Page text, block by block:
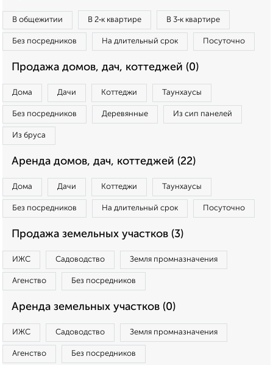
В общежитии В 2‑к квартире В 3‑к квартире
Без посредников На длительный срок Посуточно
Продажа домов, дач, коттеджей (0)
Дома Дачи Коттеджи Таунхаусы
Без посредников Деревянные Из сип панелей
Из бруса
Аренда домов, дач, коттеджей (22)
Дома Дачи Коттеджи Таунхаусы
Без посредников На длительный срок Посуточно
Продажа земельных участков (3)
ИЖС Садоводство Земля промназначения
Агенство Без посредников
Аренда земельных участков (0)
ИЖС Садоводство Земля промназначения
Агенство Без посредников